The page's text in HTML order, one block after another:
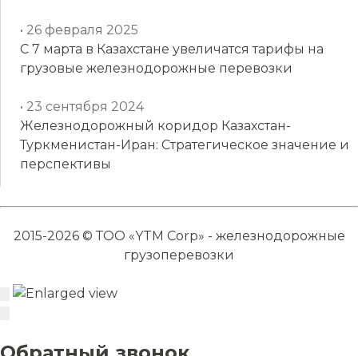
• 26 февраля 2025
С 7 марта в Казахстане увеличатся тарифы на
грузовые железнодорожные перевозки
• 23 сентября 2024
Железнодорожный коридор Казахстан-
Туркменистан-Иран: Стратегическое значение и
перспективы
2015-2026 © ТОО «YTM Corp» - железнодорожные
грузоперевозки